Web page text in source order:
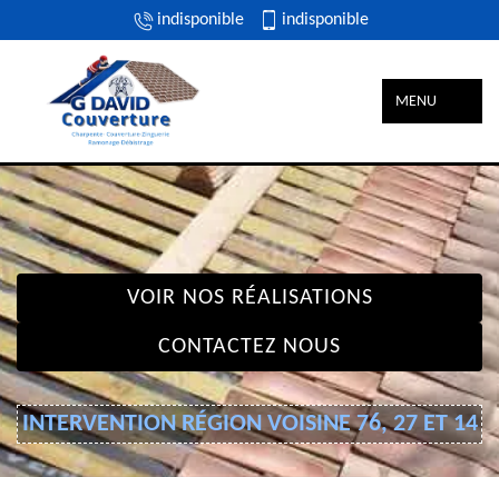
indisponible indisponible
MENU
VOIR NOS RÉALISATIONS
CONTACTEZ NOUS
INTERVENTION RÉGION VOISINE 76, 27 ET 14